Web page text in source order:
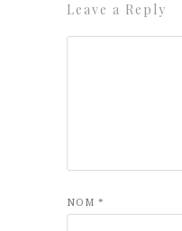
Leave a Reply
NOM *